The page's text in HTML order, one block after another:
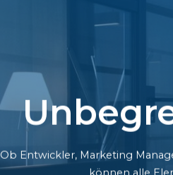
Ob Entwickler, Marketing
können alle